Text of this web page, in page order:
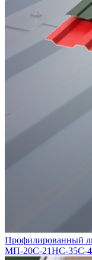
Профилированный
МП-20С-21НС-35С-